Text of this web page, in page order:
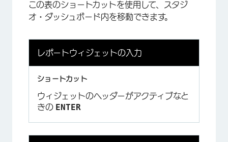
この表のショートカットを使用して、スタジ
オ・ダッシュボード内を移動できます。
レポートウィジェットの入力
ウィジェットのヘッダーがアクティブなと
きの ENTER